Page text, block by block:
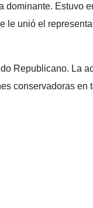
dominante. Estuvo
le unió el
Republicano. La
conservadoras en